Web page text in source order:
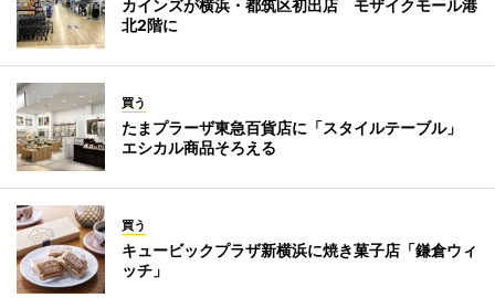
カインズが横浜・都筑区初出店 モザイクモール港
北2階に
買う
たまプラーザ東急百貨店に「スタイルテーブル」
エシカル商品そろえる
買う
キュービックプラザ新横浜に焼き菓子店「鎌倉ウィ
ッチ」